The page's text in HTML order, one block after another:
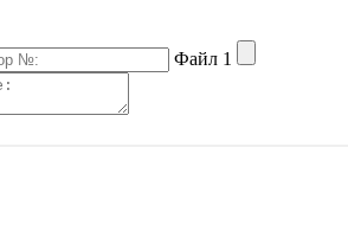
Файл 1